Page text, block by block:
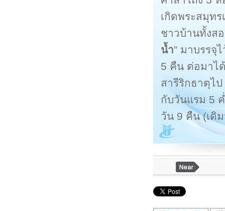
เกิดพระสมุท
ชาวบ้านทั้งส
น้ำ” มาบรรจุ
5 คืน ต่อมาไ
สารีริกธาตุไ
กับวันแรม 5
วัน 9 คืน (เดิ